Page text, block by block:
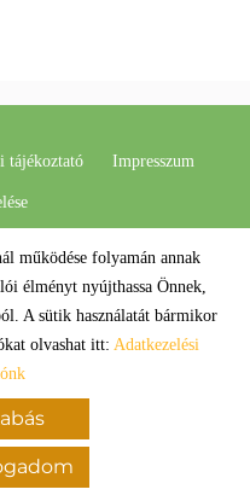
fenntartva
tájékoztató Impresszum
működése folyamán annak
élményt nyújthassa Önnek,
A sütik használatát bármikor
olvashat itt: Adatkezelési